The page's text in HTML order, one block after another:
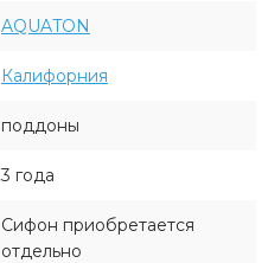
AQUATON
Калифорния
поддоны
3 года
Сифон приобретается
отдельно